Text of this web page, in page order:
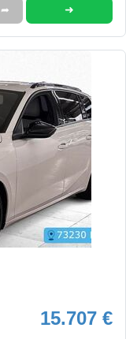
➦ ➜
15.707 €